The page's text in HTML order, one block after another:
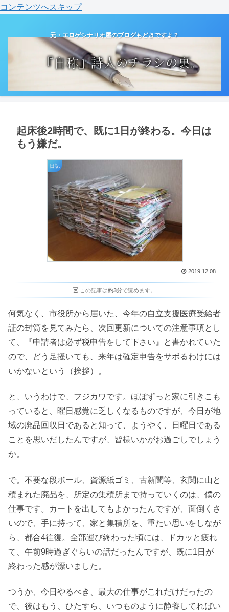
コンテンツへスキップ
元・エロゲシナリオ屋のブログもどきですよ？
起床後2時間で、既に1日が終わる。今日は
もう嫌だ。
日記
2019.12.08
この記事は約3分で読めます。
何気なく、市役所から届いた、今年の自立支援医療受給者
証の封筒を見てみたら、次回更新についての注意事項とし
て、『申請者は必ず税申告をして下さい』と書かれていた
ので、どう足掻いても、来年は確定申告をサボるわけには
いかないという（挨拶）。
と、いうわけで、フジカワです。ほぼずっと家に引きこも
っていると、曜日感覚に乏しくなるものですが、今日が地
域の廃品回収日であると知って、ようやく、日曜日である
ことを思いだしたんですが、皆様いかがお過ごしでしょう
か。
で。不要な段ボール、資源紙ゴミ、古新聞等、玄関に山と
積まれた廃品を、所定の集積所まで持っていくのは、僕の
仕事です。カートを出してもよかったんですが、面倒くさ
いので、手に持って、家と集積所を、重たい思いをしなが
ら、都合4往復。全部運び終わった頃には、ドカッと疲れ
て、午前9時過ぎぐらいの話だったんですが、既に1日が
終わった感が漂いました。
つうか、今日やるべき、最大の仕事がこれだけだったの
で、後はもう、ひたすら、いつものように静養してればい